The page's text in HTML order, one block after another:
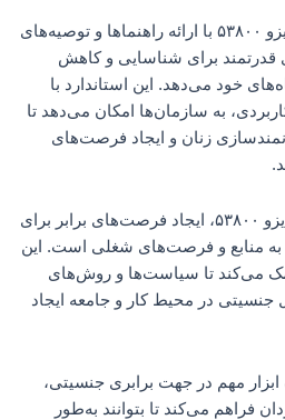
به طور خلاصه، استاندارد ایزو ۵۳۸۰۰ با ارائه راهنماها و توصیه‌های
قدرتمند برای شناسایی و کاهش
خود می‌دهد. این استاندارد با
به سازمان‌ها امکان می‌دهد تا
زنان و ایجاد فرصت‌های
منظور از تدوین استاندارد ایزو ۵۳۸۰۰، ایجاد فرصت‌های برابر برای
منابع و فرصت‌های شغلی است. این
می‌کند تا سیاست‌ها و روش‌های
جنسیتی در محیط کار و جامعه ایجاد
ابزار مهم در جهت برابری جنسیتی،
فراهم می‌کند تا بتوانند به‌طور